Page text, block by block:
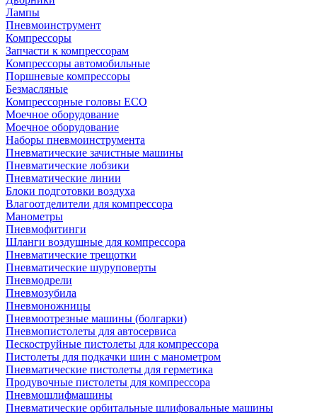
Лампы
Пневмоинструмент
Компрессоры
Запчасти к компрессорам
Компрессоры автомобильные
Поршневые компрессоры
Безмасляные
Компрессорные головы ECO
Моечное оборудование
Моечное оборудование
Наборы пневмоинструмента
Пневматические зачистные машины
Пневматические лобзики
Пневматические линии
Блоки подготовки воздуха
Влагоотделители для компрессора
Манометры
Пневмофитинги
Шланги воздушные для компрессора
Пневматические трещотки
Пневматические шуруповерты
Пневмодрели
Пневмозубила
Пневмоножницы
Пневмоотрезные машины (болгарки)
Пневмопистолеты для автосервиса
Пескоструйные пистолеты для компрессора
Пистолеты для подкачки шин с манометром
Пневматические пистолеты для герметика
Продувочные пистолеты для компрессора
Пневмошлифмашины
Пневматические орбитальные шлифовальные машины